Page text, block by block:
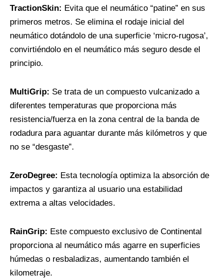
TractionSkin: Evita que el neumático “patine” en sus
primeros metros. Se elimina el rodaje inicial del
neumático dotándolo de una superficie ‘micro-rugosa’,
convirtiéndolo en el neumático más seguro desde el
principio.
MultiGrip: Se trata de un compuesto vulcanizado a
diferentes temperaturas que proporciona más
resistencia/fuerza en la zona central de la banda de
rodadura para aguantar durante más kilómetros y que
no se “desgaste”.
ZeroDegree: Esta tecnología optimiza la absorción de
impactos y garantiza al usuario una estabilidad
extrema a altas velocidades.
RainGrip: Este compuesto exclusivo de Continental
proporciona al neumático más agarre en superficies
húmedas o resbaladizas, aumentando también el
kilometraje.